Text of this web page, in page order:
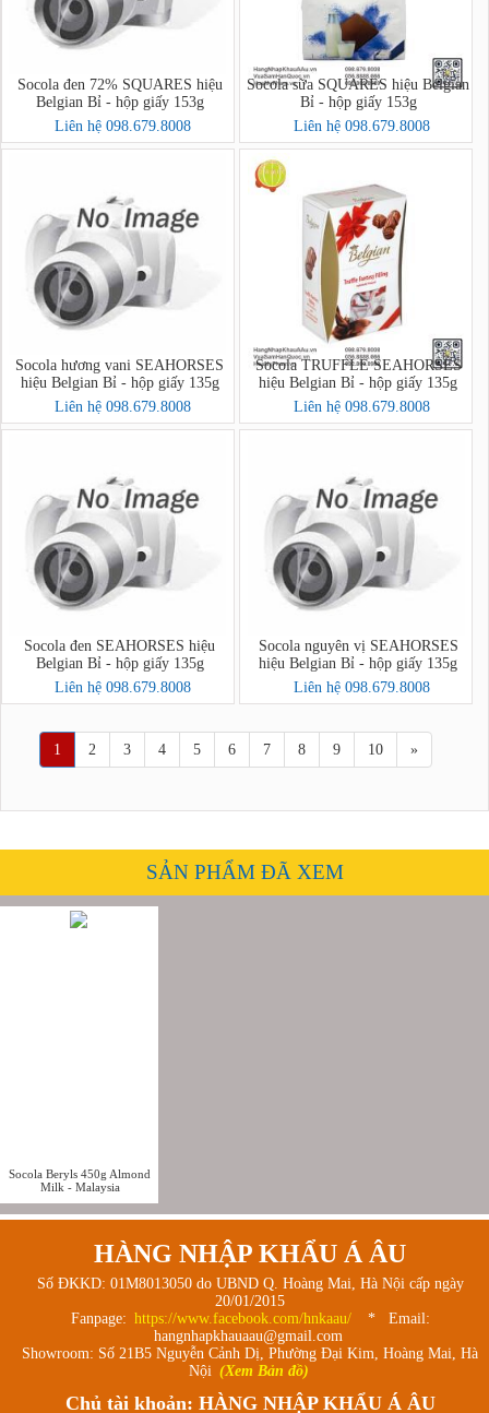
Socola đen 72% SQUARES hiệu
Belgian Bỉ - hộp giấy 153g
Liên hệ 098.679.8008
Socola sữa SQUARES hiệu Belgian
Bỉ - hộp giấy 153g
Liên hệ 098.679.8008
Socola hương vani SEAHORSES
hiệu Belgian Bỉ - hộp giấy 135g
Liên hệ 098.679.8008
Socola TRUFFLE SEAHORSES
hiệu Belgian Bỉ - hộp giấy 135g
Liên hệ 098.679.8008
Socola đen SEAHORSES hiệu
Belgian Bỉ - hộp giấy 135g
Liên hệ 098.679.8008
Socola nguyên vị SEAHORSES
hiệu Belgian Bỉ - hộp giấy 135g
Liên hệ 098.679.8008
1 2 3 4 5 6 7 8 9 10 »
SẢN PHẨM ĐÃ XEM
Socola Beryls 450g Almond
Milk - Malaysia
HÀNG NHẬP KHẨU Á ÂU
Số ĐKKD: 01M8013050 do UBND Q. Hoàng Mai, Hà Nội cấp ngày
20/01/2015
Fanpage: https://www.facebook.com/hnkaau/
* Email:
hangnhapkhauaau@gmail.com
Showroom: Số 21B5 Nguyễn Cảnh Dị, Phường Đại Kim, Hoàng Mai, Hà
Nội (Xem Bản đồ)
Chủ tài khoản: HÀNG NHẬP KHẨU Á ÂU